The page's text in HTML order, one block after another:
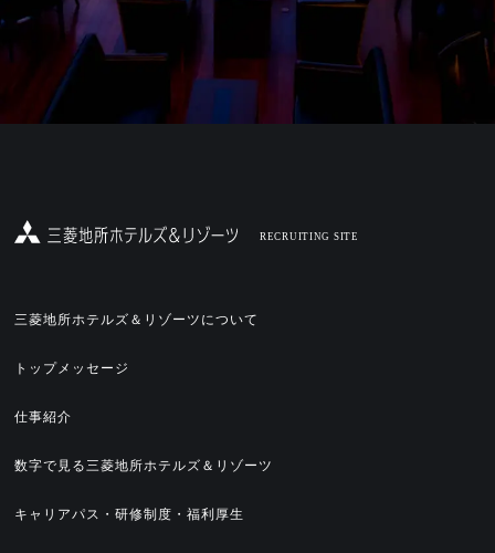
RECRUITING SITE
三菱地所ホテルズ＆リゾーツについて
トップメッセージ
仕事紹介
数字で見る三菱地所ホテルズ＆リゾーツ
キャリアパス・研修制度・福利厚生